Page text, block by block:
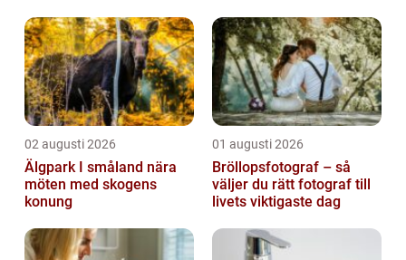
02 augusti 2026
Älgpark I småland nära
möten med skogens
konung
01 augusti 2026
Bröllopsfotograf – så
väljer du rätt fotograf till
livets viktigaste dag